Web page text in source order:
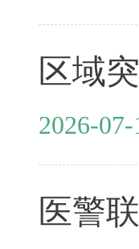
2026-07-